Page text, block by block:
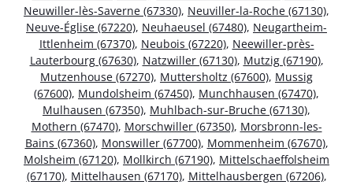
Neuwiller-lès-Saverne (67330), Neuviller-la-Roche (67130),
Neuve-Église (67220), Neuhaeusel (67480), Neugartheim-
Ittlenheim (67370), Neubois (67220), Neewiller-près-
Lauterbourg (67630), Natzwiller (67130), Mutzig (67190),
Mutzenhouse (67270), Muttersholtz (67600), Mussig
(67600), Mundolsheim (67450), Munchhausen (67470),
Mulhausen (67350), Muhlbach-sur-Bruche (67130),
Mothern (67470), Morschwiller (67350), Morsbronn-les-
Bains (67360), Monswiller (67700), Mommenheim (67670),
Molsheim (67120), Mollkirch (67190), Mittelschaeffolsheim
(67170), Mittelhausen (67170), Mittelhausbergen (67206),